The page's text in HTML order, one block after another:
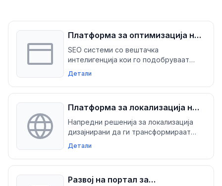
Платформа за оптимизација на
SEO за WordPress и
WooCommerce
SEO системи со вештачка
интелигенција кои го подобруваат
видливоста и го зголемуваат
органскиот сообраќај на WordPress и
WooCommerce страниците
Детали
Платформа за локализација на
веб-страници
Напредни решенија за локализација
дизајнирани да ги трансформираат
вашите WordPress и WooCommerce
сајтови, овозможувајќи лесна
глобална интеракција со публика
Детали
Развој на портал за